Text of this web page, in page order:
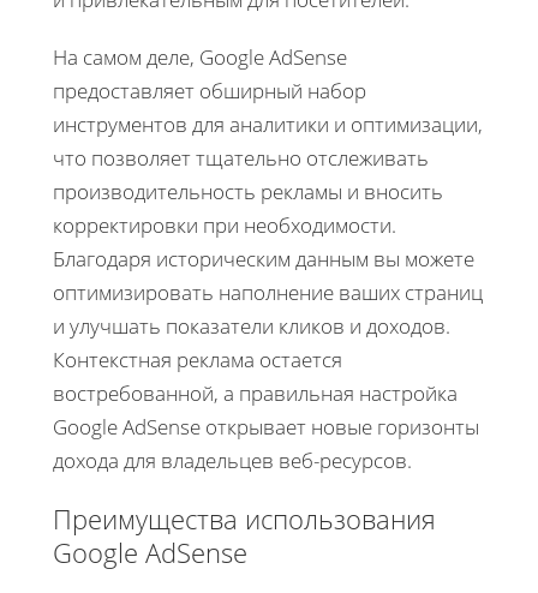
На самом деле, Google AdSense
предоставляет обширный набор
инструментов для аналитики и оптимизации,
что позволяет тщательно отслеживать
производительность рекламы и вносить
корректировки при необходимости.
Благодаря историческим данным вы можете
оптимизировать наполнение ваших страниц
и улучшать показатели кликов и доходов.
Контекстная реклама остается
востребованной, а правильная настройка
Google AdSense открывает новые горизонты
дохода для владельцев веб-ресурсов.
Преимущества использования
Google AdSense